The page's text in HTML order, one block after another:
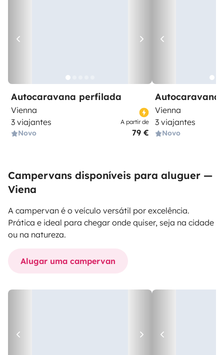
Autocaravana perfilada
Vienna
3 viajantes
Novo
A partir de
79 €
Vienna
3 viajantes
Novo
Campervans disponíveis para aluguer —
Viena
A campervan é o veículo versátil por excelência.
Prática e ideal para chegar onde quiser, seja na cidade
ou na natureza.
Alugar uma campervan